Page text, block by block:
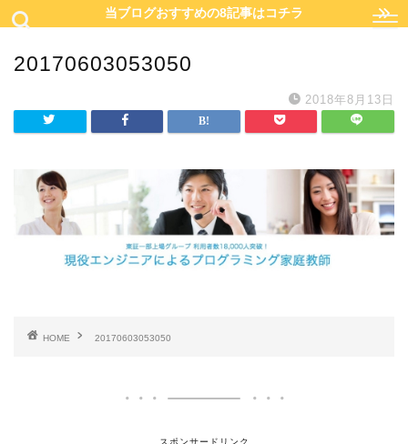
当ブログおすすめの8記事はコチラ
20170603053050
2018年8月13日
HOME 20170603053050